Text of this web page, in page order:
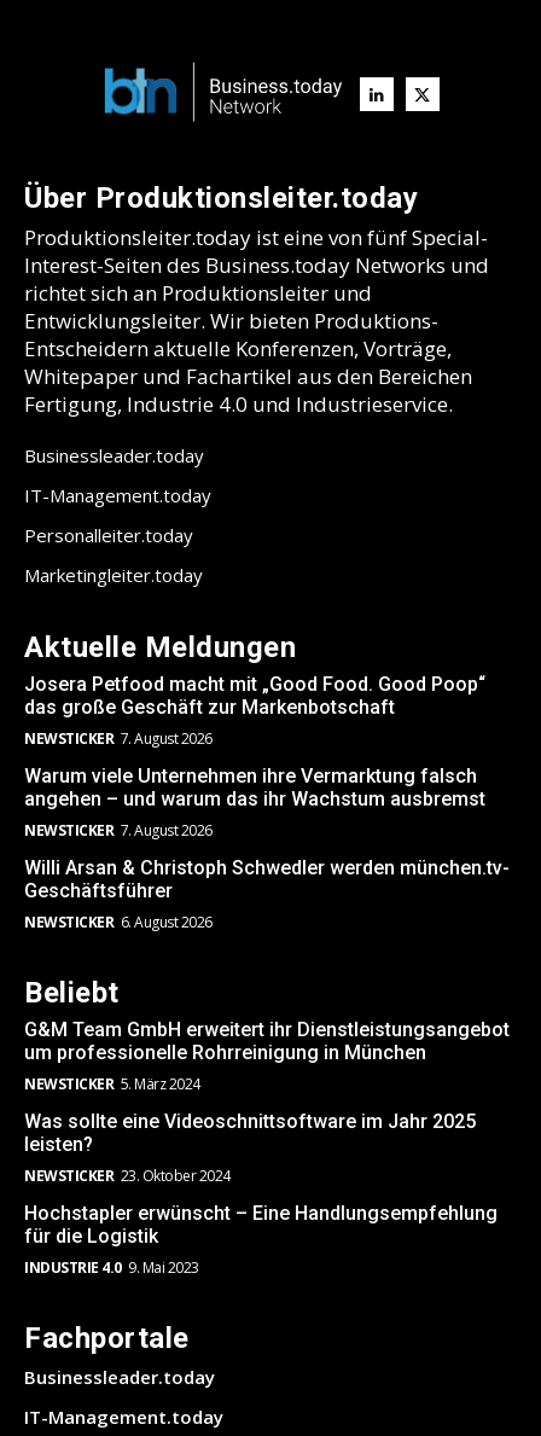
Über Produktionsleiter.today
Produktionsleiter.today ist eine von fünf Special-
Interest-Seiten des Business.today Networks und
richtet sich an Produktionsleiter und
Entwicklungsleiter. Wir bieten Produktions-
Entscheidern aktuelle Konferenzen, Vorträge,
Whitepaper und Fachartikel aus den Bereichen
Fertigung, Industrie 4.0 und Industrieservice.
Businessleader.today
IT-Management.today
Personalleiter.today
Marketingleiter.today
Aktuelle Meldungen
Josera Petfood macht mit „Good Food. Good Poop“
das große Geschäft zur Markenbotschaft
NEWSTICKER 7. August 2026
Warum viele Unternehmen ihre Vermarktung falsch
angehen – und warum das ihr Wachstum ausbremst
NEWSTICKER 7. August 2026
Willi Arsan & Christoph Schwedler werden münchen.tv-
Geschäftsführer
NEWSTICKER 6. August 2026
Beliebt
G&M Team GmbH erweitert ihr Dienstleistungsangebot
um professionelle Rohrreinigung in München
NEWSTICKER 5. März 2024
Was sollte eine Videoschnittsoftware im Jahr 2025
leisten?
NEWSTICKER 23. Oktober 2024
Hochstapler erwünscht – Eine Handlungsempfehlung
für die Logistik
INDUSTRIE 4.0 9. Mai 2023
Fachportale
Businessleader.today
IT-Management.today